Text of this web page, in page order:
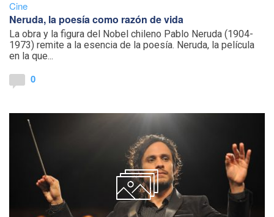
Cine
Neruda, la poesía como razón de vida
La obra y la figura del Nobel chileno Pablo Neruda (1904-
1973) remite a la esencia de la poesía. Neruda, la película
en la que...
0